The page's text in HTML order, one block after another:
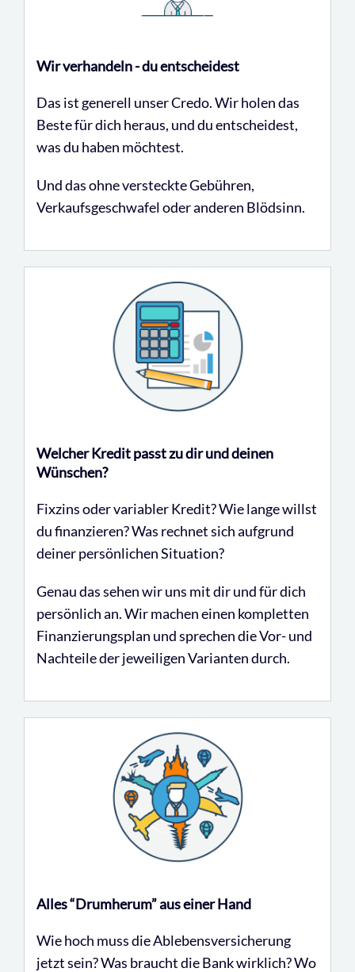
Wir verhandeln - du entscheidest
Das ist generell unser Credo. Wir holen das
Beste für dich heraus, und du entscheidest,
was du haben möchtest.
Und das ohne versteckte Gebühren,
Verkaufsgeschwafel oder anderen Blödsinn.
Welcher Kredit passt zu dir und deinen
Wünschen?
Fixzins oder variabler Kredit? Wie lange willst
du finanzieren? Was rechnet sich aufgrund
deiner persönlichen Situation?
Genau das sehen wir uns mit dir und für dich
persönlich an. Wir machen einen kompletten
Finanzierungsplan und sprechen die Vor- und
Nachteile der jeweiligen Varianten durch.
Alles “Drumherum” aus einer Hand
Wie hoch muss die Ablebensversicherung
jetzt sein? Was braucht die Bank wirklich? Wo